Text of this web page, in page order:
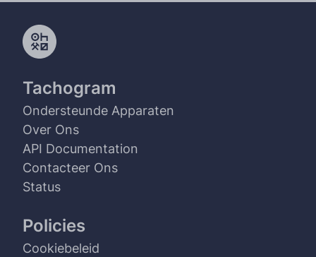
Tachogram
Ondersteunde Apparaten
Over Ons
API Documentation
Contacteer Ons
Status
Policies
Cookiebeleid